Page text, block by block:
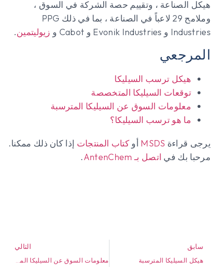
هيكل الصناعة ، وتقييم حصة الشركة في السوق ،
وملامح 29 لاعباً في الصناعة ، بما في ذلك PPG
Industries و Evonik Industries و Cabot و
زيوليتمين.
المرجعي
هيكل ترسب السيليكا
توقعات السيليكا المتخصصة
معلومات السوق عن السيليكا المترسبة
ما هو ترسب السيليكا؟
يرجى قراءة MSDS أوكتاب المنتجات إذا كان ذلك ممكنا.
مرحبا بك في اتصل بـ AntenChem .
سابق
هيكل السيليكا المترسبة
التالي
معلومات السوق عن السيليكا المترسبة